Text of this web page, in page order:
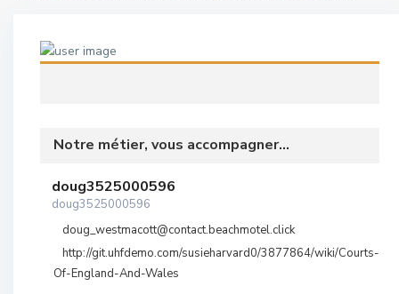
Notre métier, vous accompagner...
doug3525000596
doug3525000596
doug_westmacott@contact.beachmotel.click
http://git.uhfdemo.com/susieharvard0/3877864/wiki/Courts-
Of-England-And-Wales